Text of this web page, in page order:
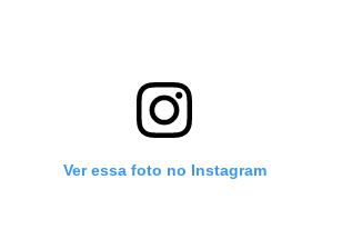
Ver essa foto no Instagram